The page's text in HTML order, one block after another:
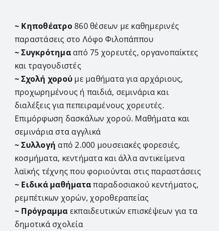
~ Κηποθέατρο860 θέσεων με καθημερινές
παραστάσεις στο Λόφο Φιλοπάππου
~ Συγκρότημααπό 75 χορευτές, οργανοπαίκτες
και τραγουδιστές
~ Σχολή χορού με μαθήματα για αρχάριους,
προχωρημένους ή παιδιά, σεμινάρια και
διαλέξεις για πεπειραμένους χορευτές.
Επιμόρφωση δασκάλων χορού. Μαθήματα και
σεμινάρια στα αγγλικά
~ Συλλογή από 2.000 μουσειακές φορεσιές,
κοσμήματα, κεντήματα και άλλα αντικείμενα
λαϊκής τέχνης που φοριούνται στις παραστάσεις
~ Ειδικά μαθήματαπαραδοσιακού κεντήματος,
ρεμπέτικων χορών, χοροθεραπείας
~ Πρόγραμμα εκπαιδευτικών επισκέψεων για τα
δημοτικά σχολεία